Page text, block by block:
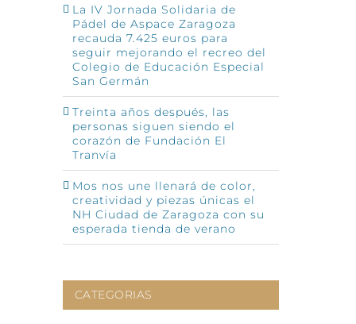
La IV Jornada Solidaria de
Pádel de Aspace Zaragoza
recauda 7.425 euros para
seguir mejorando el recreo del
Colegio de Educación Especial
San Germán
Treinta años después, las
personas siguen siendo el
corazón de Fundación El
Tranvía
Mos nos une llenará de color,
creatividad y piezas únicas el
NH Ciudad de Zaragoza con su
esperada tienda de verano
CATEGORIAS